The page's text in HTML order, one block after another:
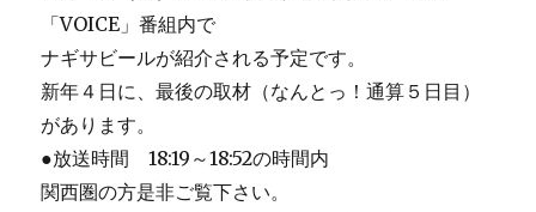
「VOICE」番組内で
ナギサビールが紹介される予定です。
新年４日に、最後の取材（なんとっ！通算５日目）
があります。
●放送時間 18:19～18:52の時間内
関西圏の方是非ご覧下さい。